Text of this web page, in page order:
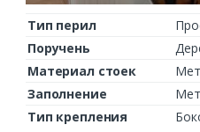
Тип перил
Поручень
Материал стоек
Заполнение
Тип крепления